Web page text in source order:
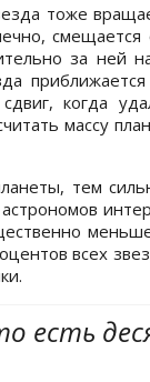
тоже
смещается
за ней
когда
массу
тем
всех
есть